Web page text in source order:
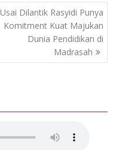
Usai Dilantik Rasyidi Punya
Komitment Kuat Majukan
Dunia Pendidikan di
Madrasah